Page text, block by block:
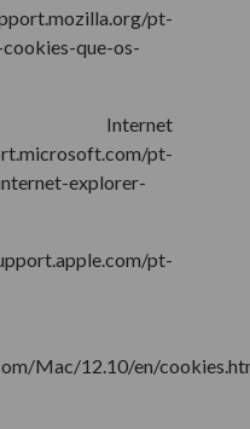
pt-
que-os-
pt-
explorer-
pt-
Mac/12.10/en/